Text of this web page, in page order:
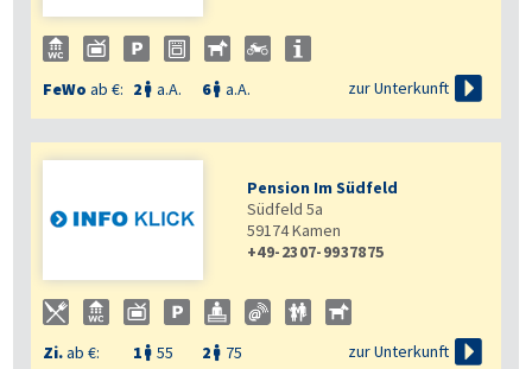
FeWo ab €: 2  a.A. 6 a.A. zur Unterkunft 
Pension Im Südfeld
Südfeld 5a
59174Kamen
+49-2307-9937875
Zi.ab €: 1  55 2  75 zur Unterkunft 